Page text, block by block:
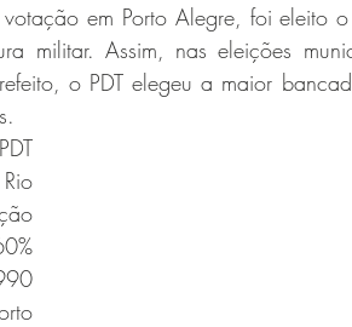
em Porto Alegre, foi eleito
militar. Assim, nas eleições
o PDT elegeu a maior